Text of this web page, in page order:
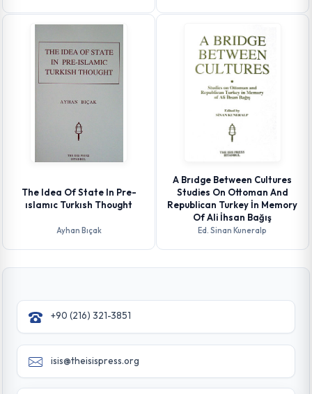
The Idea Of State In Pre-
ıslamıc Turkısh Thought
Ayhan Bıçak
A Brıdge Between Cultures
Studies On Ottoman And
Republican Turkey İn Memory
Of Ali İhsan Bağış
Ed. Sinan Kuneralp
+90 (216) 321-3851
isis@theisispress.org